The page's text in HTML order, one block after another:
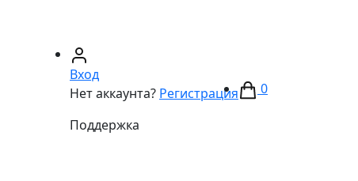
Вход
Нет аккаунта? Регистрация
Поддержка
0